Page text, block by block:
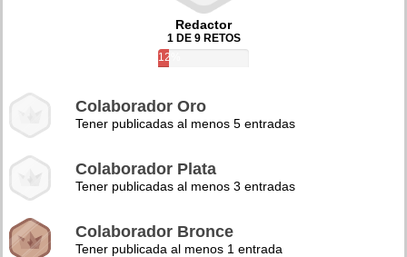
Redactor
1 DE 9 RETOS
12%
Colaborador Oro
Tener publicadas al menos 5 entradas
Colaborador Plata
Tener publicadas al menos 3 entradas
Colaborador Bronce
Tener publicada al menos 1 entrada